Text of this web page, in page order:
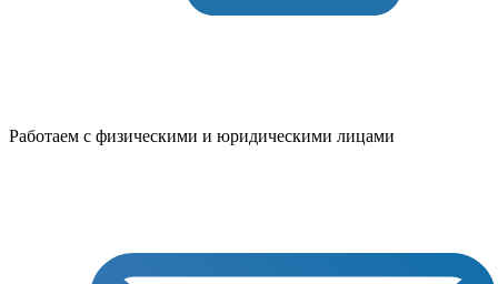
Работаем с физическими и юридическими лицами